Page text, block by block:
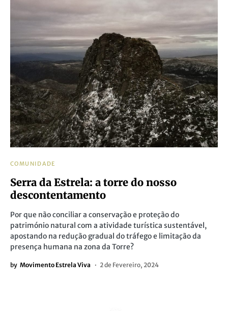
COMUNIDADE
Serra da Estrela: a torre do nosso
descontentamento
Por que não conciliar a conservação e proteção do
património natural com a atividade turística sustentável,
apostando na redução gradual do tráfego e limitação da
presença humana na zona da Torre?
by Movimento Estrela Viva 2 de Fevereiro, 2024